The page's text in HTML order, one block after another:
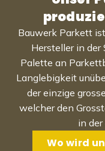
Bauwerk Parkett
Hersteller in
Palette an
Langlebigkeit
der einzige
welcher den
in
Wo wird